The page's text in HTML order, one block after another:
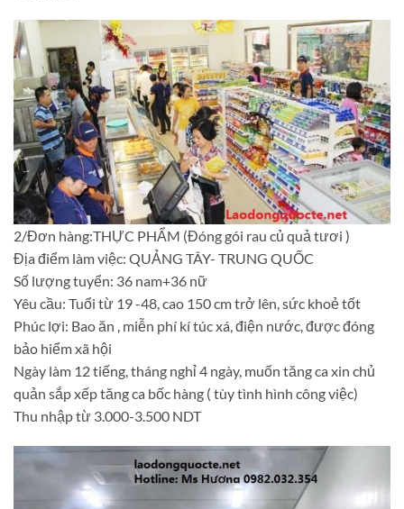
2/Đơn hàng:THỰC PHẨM (Đóng gói rau củ quả tươi )
Địa điểm làm việc: QUẢNG TÂY- TRUNG QUỐC
Số lượng tuyển: 36 nam+36 nữ
Yêu cầu: Tuổi từ 19 -48, cao 150 cm trở lên, sức khoẻ tốt
Phúc lợi: Bao ăn , miễn phí kí túc xá, điện nước, được đóng
bảo hiểm xã hội
Ngày làm 12 tiếng, tháng nghỉ 4 ngày, muốn tăng ca xin chủ
quản sắp xếp tăng ca bốc hàng ( tùy tình hình công việc)
Thu nhập từ 3.000-3.500 NDT